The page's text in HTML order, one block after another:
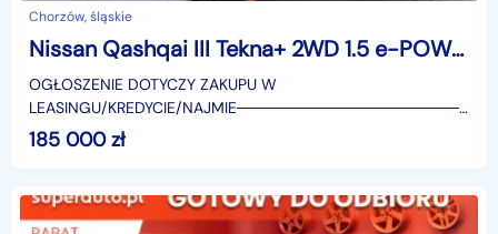
Chorzów, śląskie
Nissan Qashqai III Tekna+ 2WD 1.5 e-POWER Tekna+ 2WD 1.5 e-POWER 190KM
OGŁOSZENIE DOTYCZY ZAKUPU W
LEASINGU/KREDYCIE/
SUPERAUTO.PL?✔ Lider ryn
185 000zł